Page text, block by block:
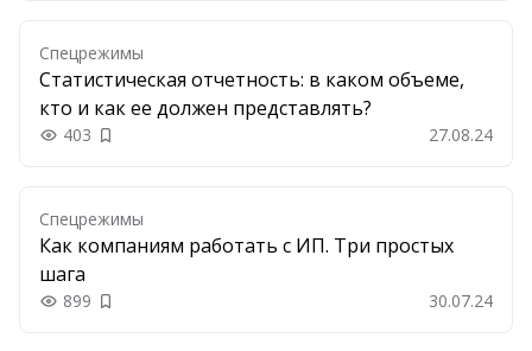
Спецрежимы
Статистическая отчетность: в каком объеме,
кто и как ее должен представлять?
403 Добавить в закладки 27.08.24
Спецрежимы
Как компаниям работать с ИП. Три простых
шага
899 Добавить в закладки 30.07.24